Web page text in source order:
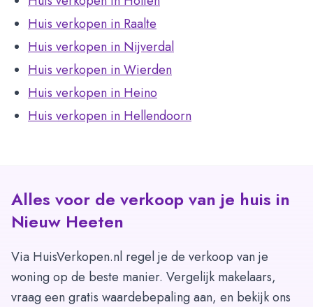
Huis verkopen in Raalte
Huis verkopen in Nijverdal
Huis verkopen in Wierden
Huis verkopen in Heino
Huis verkopen in Hellendoorn
Alles voor de verkoop van je huis in
Nieuw Heeten
Via HuisVerkopen.nl regel je de verkoop van je
woning op de beste manier. Vergelijk makelaars,
vraag een gratis waardebepaling aan, en bekijk ons